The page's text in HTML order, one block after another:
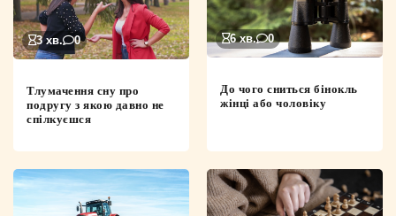
3 хв. 0
Тлумачення сну про
подругу з якою давно не
спілкуєшся
6 хв. 0
До чого сниться бінокль
жінці або чоловіку